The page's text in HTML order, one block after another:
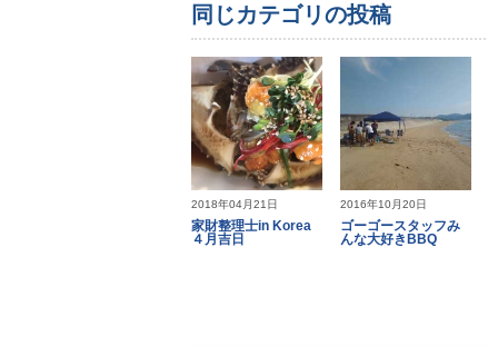
同じカテゴリの投稿
2018年04月21日
家財整理士in Korea
４月吉日
2016年10月20日
ゴーゴースタッフみ
んな大好きBBQ